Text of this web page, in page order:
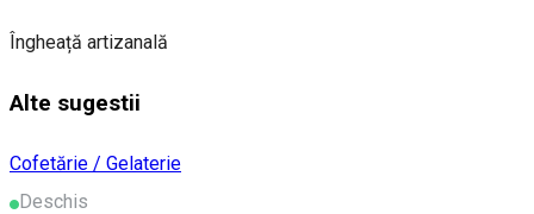
Îngheață artizanală
Alte sugestii
Cofetărie / Gelaterie
Deschis